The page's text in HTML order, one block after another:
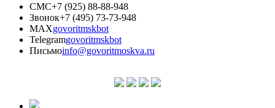
СМС+7 (925) 88-88-948
Звонок+7 (495) 73-73-948
MAXgovoritmskbot
Telegramgovoritmskbot
Письмоinfo@govoritmoskva.ru